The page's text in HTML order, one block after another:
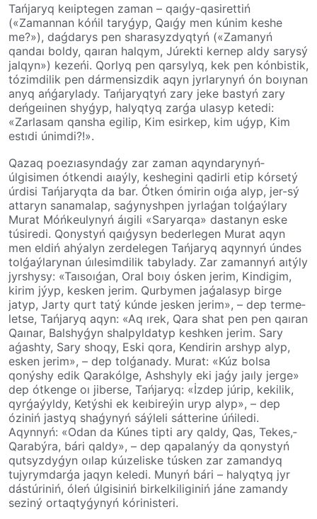
Tańjaryq keıiptegen zaman – qaıǵy-qasi­ret­tiń
(«Zamannan kóńil taryǵyp, Qaıǵy men kúnim keshe
me?»), daǵdarys pen­ shara­syz­dyq­tyń («Zamanyń
qandaı boldy, qaıran halqym, Júrekti kernep aldy sary­sý
jalqyn») kezeńi. Qorlyq pen qarsylyq, kek pen kónbistik,
tózim­di­lik pen dármensizdik aqyn jyrlarynyń ón boıynan
anyq ańǵarylady. Tańjaryqtyń zary jeke bastyń zary
deńgeıinen shyǵyp, halyqtyq zarǵa ulasyp ketedi:
«Zarlasam qan­sha egilip, Kim esirkep, kim uǵyp, Kim
estıdi únimdi?!».
Qazaq poezıasyndaǵy zar zaman aqyn­da­ry­nyń­
úlgisimen ótkendi aıaýly, keshegini qadirli etip kórsetý
úrdisi Tańjaryqta da bar. Ótken ómirin oıǵa alyp, jer-sý
attaryn sanamalap, saǵy­nyshpen jyrlaǵan tolǵaýlary
Murat Móń­ke­ulynyń áıgili «Saryarqa» dastanyn eske
túsiredi. Qonystyń qaıǵysyn bederlegen Murat aqyn
men eldiń ahýalyn zerdelegen Tańjaryq aqynnyń úndes
tolǵaýlarynan úılesimdilik tabylady. Zar zamannyń aıtýly
jyr­shy­sy: «Taısoıǵan, Oral boıy ósken jerim, Kindigim,
kirim jýyp, kesken jerim. Qur­by­men jaǵalasyp birge
jatyp, Jarty qurt tatý kúnde jesken jerim», – dep terme­
let­se, Tańjaryq aqyn: «Aq ırek, Qara shat pen pen qaıran
Qaınar, Balshyǵyn shalpylda­typ keshken jerim. Sary
aǵashty, Sary shoqy, Eski qora, Kendirin arshyp alyp,
esken je­rim»,­ – dep­ tol­ǵa­nady. Murat: «Kúz bolsa
qonýshy edik Qarakólge, Ashshyly eki jaǵy jaı­ly­ jerge»
dep ótkenge oı jiberse, Tańjaryq: «İzdep júrip, kekilik,
qyrǵaýyldy, Ketýshi ek keıbireýin uryp alyp», – dep
óziniń jastyq shaǵynyń sáýleli sát­te­rine úńiledi.
Aqynnyń: «Odan da Kúnes tipti ary qaldy, Qas, Tekes,­
Qarabýra, bári qaldy», – dep qapa­la­nýy da qonystyń
qutsyzdyǵyn oılap kúızeliske tús­ken­ zar zamandyq
tujy­rym­darǵa jaqyn keledi. Munyń bári – halyqtyq jyr
dástúriniń, óleń úlgi­si­niń birkelkiliginiń jáne zamandy
seziný ortaqtyǵynyń kórinisteri.